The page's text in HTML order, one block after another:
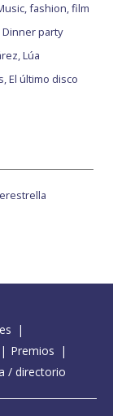
fashion, film
Dinner party
Lúa
El último disco
Premios
/ directorio